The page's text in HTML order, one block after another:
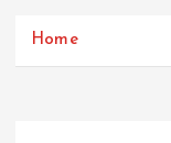
Home